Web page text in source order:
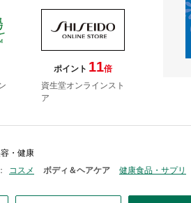
ポイント 11倍
資生堂オンラインスト
ア
・健康
： コスメ ボディ＆ヘアケア 健康食品・サプリ